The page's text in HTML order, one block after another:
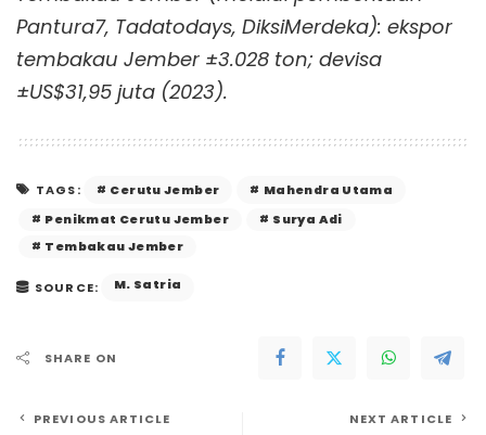
Pantura7, Tadatodays, DiksiMerdeka): ekspor
tembakau Jember ±3.028 ton; devisa
±US$31,95 juta (2023).
TAGS: Cerutu Jember
Mahendra Utama
Penikmat Cerutu Jember
Surya Adi
Tembakau Jember
SOURCE: M. Satria
SHARE ON
PREVIOUS ARTICLE NEXT ARTICLE